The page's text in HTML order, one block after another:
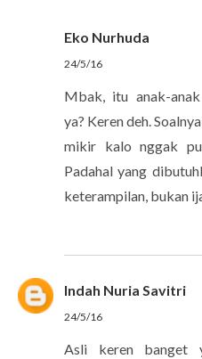
Eko Nurhuda
24/5/16
Mbak, itu anak-
ya? Keren deh.
mikir kalo nggak
Padahal yang
keterampilan, bukan
Indah Nuria Savitri
24/5/16
Asli keren banget